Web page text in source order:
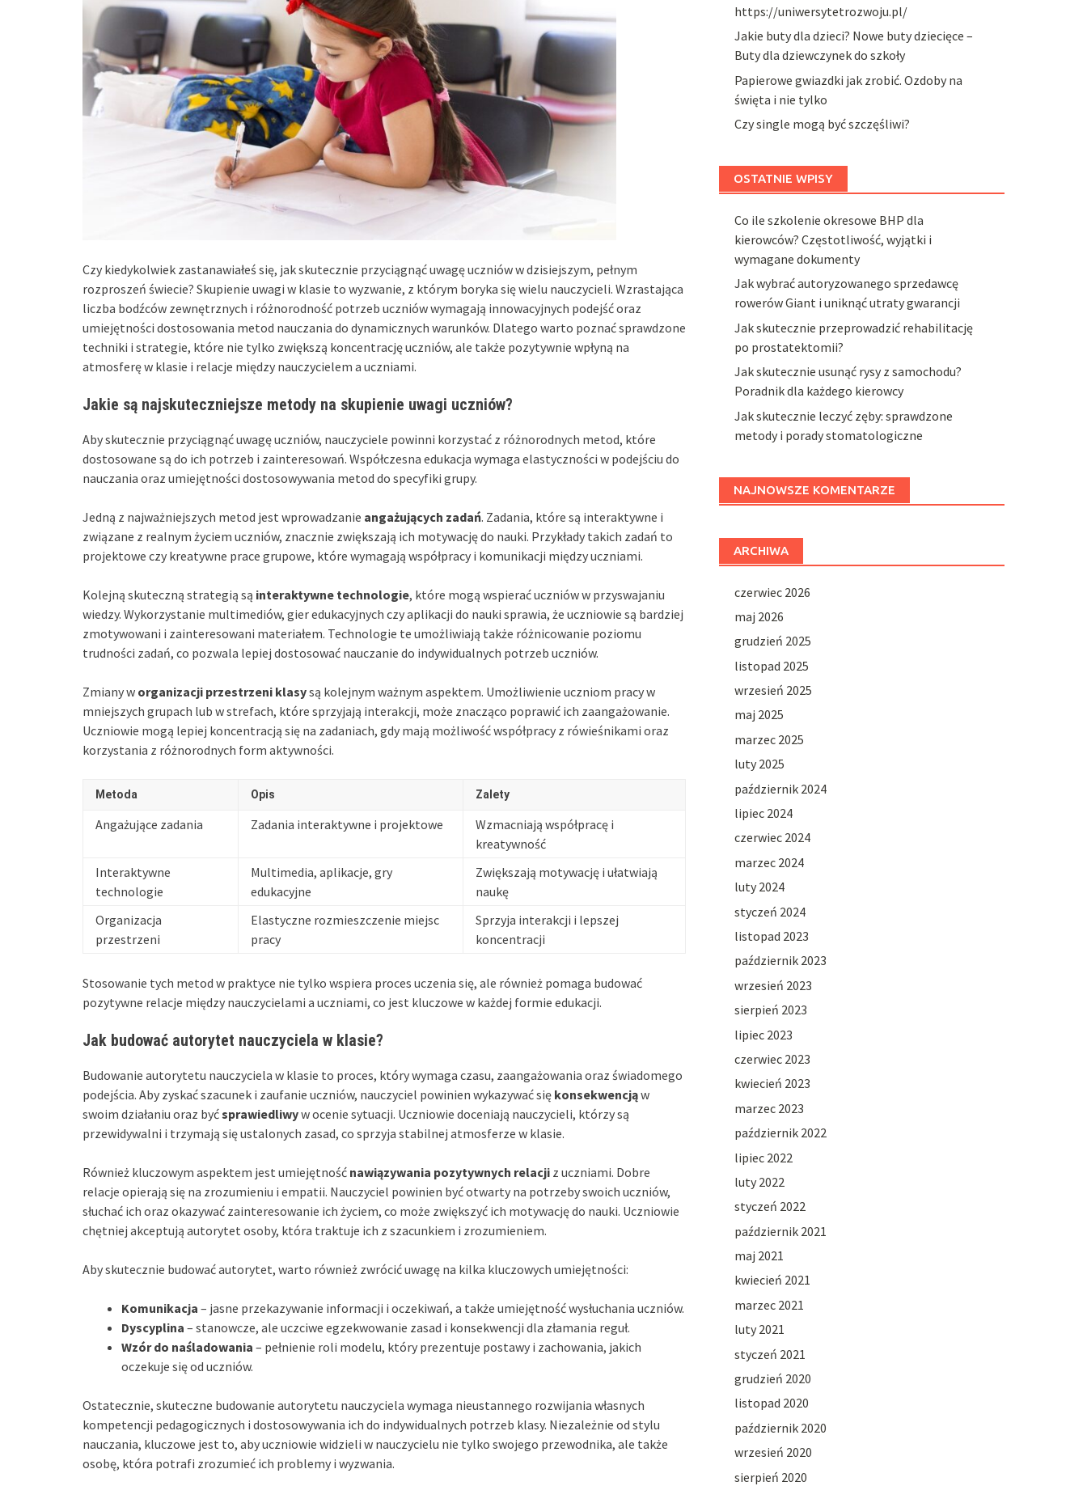
Czy kiedykolwiek zastanawiałeś się, jak skutecznie przyciągnąć uwagę uczniów w dzisiejszym, pełnym
rozproszeń świecie? Skupienie uwagi w klasie to wyzwanie, z którym boryka się wielu nauczycieli. Wzrastająca
liczba bodźców zewnętrznych i różnorodność potrzeb uczniów wymagają innowacyjnych podejść oraz
umiejętności dostosowania metod nauczania do dynamicznych warunków. Dlatego warto poznać sprawdzone
techniki i strategie, które nie tylko zwiększą koncentrację uczniów, ale także pozytywnie wpłyną na
atmosferę w klasie i relacje między nauczycielem a uczniami.
Jakie są najskuteczniejsze metody na skupienie uwagi uczniów?
Aby skutecznie przyciągnąć uwagę uczniów, nauczyciele powinni korzystać z różnorodnych metod, które
dostosowane są do ich potrzeb i zainteresowań. Współczesna edukacja wymaga elastyczności w podejściu do
nauczania oraz umiejętności dostosowywania metod do specyfiki grupy.
Jedną z najważniejszych metod jest wprowadzanie angażujących zadań. Zadania, które są interaktywne i
związane z realnym życiem uczniów, znacznie zwiększają ich motywację do nauki. Przykłady takich zadań to
projektowe czy kreatywne prace grupowe, które wymagają współpracy i komunikacji między uczniami.
Kolejną skuteczną strategią są interaktywne technologie, które mogą wspierać uczniów w przyswajaniu
wiedzy. Wykorzystanie multimediów, gier edukacyjnych czy aplikacji do nauki sprawia, że uczniowie są bardziej
zmotywowani i zainteresowani materiałem. Technologie te umożliwiają także różnicowanie poziomu
trudności zadań, co pozwala lepiej dostosować nauczanie do indywidualnych potrzeb uczniów.
Zmiany w organizacji przestrzeni klasysą kolejnym ważnym aspektem. Umożliwienie uczniom pracy w
mniejszych grupach lub w strefach, które sprzyjają interakcji, może znacząco poprawić ich zaangażowanie.
Uczniowie mogą lepiej koncentracją się na zadaniach, gdy mają możliwość współpracy z rówieśnikami oraz
korzystania z różnorodnych form aktywności.
Metoda Opis Zalety
Angażujące zadania Zadania interaktywne i projektowe
Wzmacniają współpracę i
kreatywność
Interaktywne
technologie
Multimedia, aplikacje, gry
edukacyjne
Zwiększają motywację i ułatwiają
naukę
Organizacja
przestrzeni
Elastyczne rozmieszczenie miejsc
pracy
Sprzyja interakcji i lepszej
koncentracji
Stosowanie tych metod w praktyce nie tylko wspiera proces uczenia się, ale również pomaga budować
pozytywne relacje między nauczycielami a uczniami, co jest kluczowe w każdej formie edukacji.
Jak budować autorytet nauczyciela w klasie?
Budowanie autorytetu nauczyciela w klasie to proces, który wymaga czasu, zaangażowania oraz świadomego
podejścia. Aby zyskać szacunek i zaufanie uczniów, nauczyciel powinien wykazywać się konsekwencjąw
swoim działaniu oraz byćsprawiedliwyw ocenie sytuacji. Uczniowie doceniają nauczycieli, którzy są
przewidywalni i trzymają się ustalonych zasad, co sprzyja stabilnej atmosferze w klasie.
Również kluczowym aspektem jest umiejętność nawiązywania pozytywnych relacji z uczniami. Dobre
relacje opierają się na zrozumieniu i empatii. Nauczyciel powinien być otwarty na potrzeby swoich uczniów,
słuchać ich oraz okazywać zainteresowanie ich życiem, co może zwiększyć ich motywację do nauki. Uczniowie
chętniej akceptują autorytet osoby, która traktuje ich z szacunkiem i zrozumieniem.
Aby skutecznie budować autorytet, warto również zwrócić uwagę na kilka kluczowych umiejętności:
Komunikacja – jasne przekazywanie informacji i oczekiwań, a także umiejętność wysłuchania uczniów.
Dyscyplina – stanowcze, ale uczciwe egzekwowanie zasad i konsekwencji dla złamania reguł.
Wzór do naśladowania – pełnienie roli modelu, który prezentuje postawy i zachowania, jakich
oczekuje się od uczniów.
Ostatecznie, skuteczne budowanie autorytetu nauczyciela wymaga nieustannego rozwijania własnych
kompetencji pedagogicznych i dostosowywania ich do indywidualnych potrzeb klasy. Niezależnie od stylu
nauczania, kluczowe jest to, aby uczniowie widzieli w nauczycielu nie tylko swojego przewodnika, ale także
osobę, która potrafi zrozumieć ich problemy i wyzwania.
https://uniwersytetrozwoju.pl/
Jakie buty dla dzieci? Nowe buty dziecięce –
Buty dla dziewczynek do szkoły
Papierowe gwiazdki jak zrobić. Ozdoby na
święta i nie tylko
Czy single mogą być szczęśliwi?
OSTATNIE WPISY
Co ile szkolenie okresowe BHP dla
kierowców? Częstotliwość, wyjątki i
wymagane dokumenty
Jak wybrać autoryzowanego sprzedawcę
rowerów Giant i uniknąć utraty gwarancji
Jak skutecznie przeprowadzić rehabilitację
po prostatektomii?
Jak skutecznie usunąć rysy z samochodu?
Poradnik dla każdego kierowcy
Jak skutecznie leczyć zęby: sprawdzone
metody i porady stomatologiczne
NAJNOWSZE KOMENTARZE
ARCHIWA
czerwiec 2026
maj 2026
grudzień 2025
listopad 2025
wrzesień 2025
maj 2025
marzec 2025
luty 2025
październik 2024
lipiec 2024
czerwiec 2024
marzec 2024
luty 2024
styczeń 2024
listopad 2023
październik 2023
wrzesień 2023
sierpień 2023
lipiec 2023
czerwiec 2023
kwiecień 2023
marzec 2023
październik 2022
lipiec 2022
luty 2022
styczeń 2022
październik 2021
maj 2021
kwiecień 2021
marzec 2021
luty 2021
styczeń 2021
grudzień 2020
listopad 2020
październik 2020
wrzesień 2020
sierpień 2020